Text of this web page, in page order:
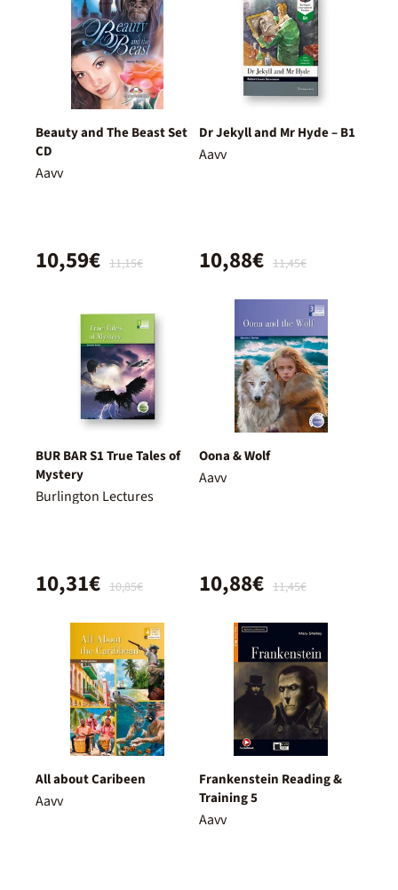
Beauty and The Beast Set
CD
Aavv
11,15€
10,59€
Dr Jekyll and Mr Hyde – B1
Aavv
11,45€
10,88€
BUR BAR S1 True Tales of
Mystery
Burlington Lectures
10,85€
10,31€
Oona & Wolf
Aavv
11,45€
10,88€
All about Caribeen
Aavv
Frankenstein Reading &
Training 5
Aavv